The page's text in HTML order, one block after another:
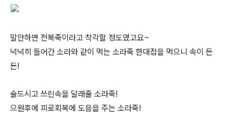
말안하면 전복죽이라고 착각할 정도였고요~
넉넉히 들어간 소라와 같이 먹는 소라죽 한대접을 먹으니 속이 든
든!
술드시고 쓰린속을 달래줄 소라죽!
으원후에 피로회복에 도음을 주는 소라죽!